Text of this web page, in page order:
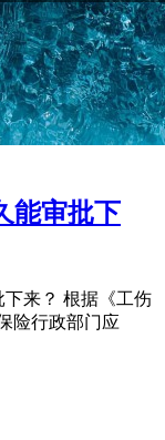
能审批下
来？ 根据《工伤
险行政部门应